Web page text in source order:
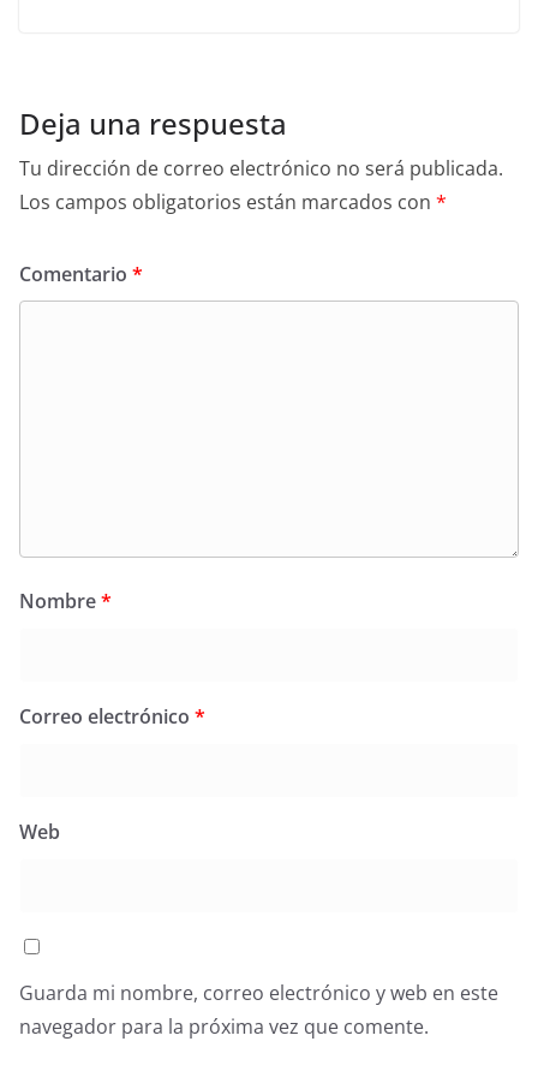
Deja una respuesta
Tu dirección de correo electrónico no será publicada.
Los campos obligatorios están marcados con *
Comentario *
Nombre*
Correo electrónico *
Web
Guarda mi nombre, correo electrónico y web en este
navegador para la próxima vez que comente.